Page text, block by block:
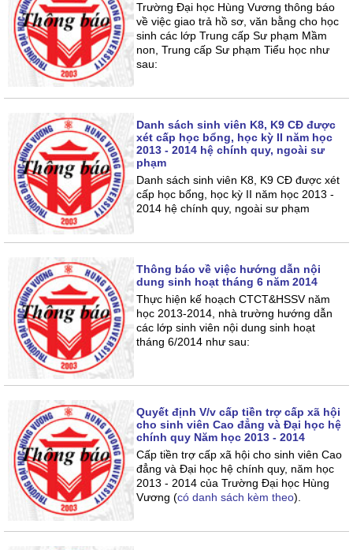
Trường Đại học Hùng Vương thông báo
về việc giao trả hồ sơ, văn bằng cho học
sinh các lớp Trung cấp Sư phạm Mầm
non, Trung cấp Sư phạm Tiểu học như
sau:
Danh sách sinh viên K8, K9 CĐ được
xét cấp học bổng, học kỳ II năm học
2013 - 2014 hệ chính quy, ngoài sư
phạm
Danh sách sinh viên K8, K9 CĐ được xét
cấp học bổng, học kỳ II năm học 2013 -
2014 hệ chính quy, ngoài sư phạm
Thông báo về việc hướng dẫn nội
dung sinh hoạt tháng 6 năm 2014
Thực hiện kế hoạch CTCT&HSSV năm
học 2013-2014, nhà trường hướng dẫn
các lớp sinh viên nội dung sinh hoạt
tháng 6/2014 như sau:
Quyết định V/v cấp tiền trợ cấp xã hội
cho sinh viên Cao đẳng và Đại học hệ
chính quy Năm học 2013 - 2014
Cấp tiền trợ cấp xã hội cho sinh viên Cao
đẳng và Đại học hệ chính quy, năm học
2013 - 2014 của Trường Đại học Hùng
Vương (có danh sách kèm theo).